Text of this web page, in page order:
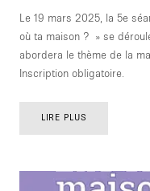
Le 19 mars 2025, la 5e
où ta maison ? » se
abordera le thème de la
Inscription obligatoire.
LIRE PLUS